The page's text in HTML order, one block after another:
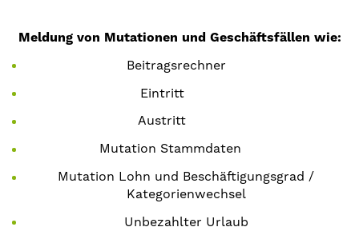
Meldung von Mutationen und Geschäftsfällen wie:
Beitragsrechner
Eintritt
Austritt
Mutation Stammdaten
Mutation Lohn und Beschäftigungsgrad /
Kategorienwechsel
Unbezahlter Urlaub